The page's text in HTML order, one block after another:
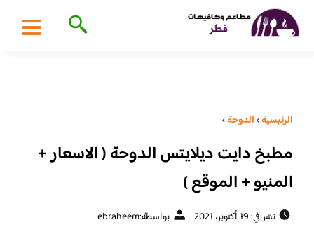
الرئيسية›الدوحة›
مطبخ دايت ديلايتس الدوحة ( الاسعار +
المنيو + الموقع )
نشر في: 19 أكتوبر، 2021 بواسطة:ebraheem